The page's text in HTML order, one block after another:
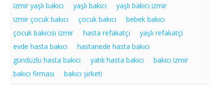
izmir yaşlı bakıcı
yaşlı bakıcı
yaşlı bakıcı izmir
izmir çocuk bakıcı
çocuk bakıcı
bebek bakıcı
çocuk bakıcısı izmir
hasta refakatçı
yaşlı refakatçi
evde hasta bakıcı
hastanede hasta bakıcı
gündüzlü hasta bakıcı
yatılı hasta bakıcı
bakıcı izmir
bakıcı firması
bakıcı şirketi